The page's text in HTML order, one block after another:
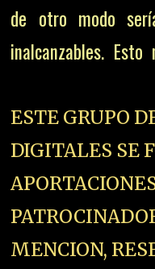
de otro modo
inalcanzables. Esto
ESTE GRUPO
DIGITALES SE
MENCION,